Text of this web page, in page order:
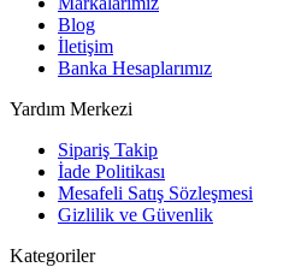
Blog
İletişim
Banka Hesaplarımız
Yardım Merkezi
Sipariş Takip
İade Politikası
Mesafeli Satış Sözleşmesi
Gizlilik ve Güvenlik
Kategoriler